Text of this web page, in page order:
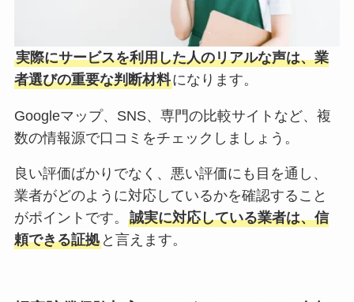
実際にサービスを利用した人のリアルな声は、業
者選びの重要な判断材料になります。
Googleマップ、SNS、専門の比較サイトなど、複
数の情報源で口コミをチェックしましょう。
良い評価ばかりでなく、悪い評価にも目を通し、
業者がどのように対応しているかを確認すること
がポイントです。 誠実に対応している業者は、信
頼できる証拠と言えます。